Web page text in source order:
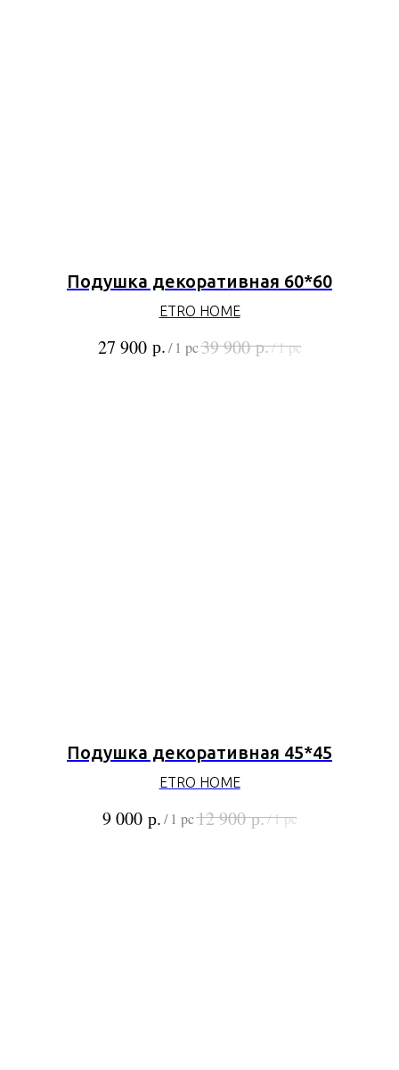
Подушка декоративная 60*60
ETRO HOME
27 900 р./ 1 pc39 900 р./1 pc
Подушка декоративная 45*45
ETRO HOME
9 000 р./ 1 pc12 900 р./1 pc